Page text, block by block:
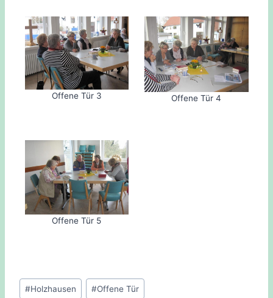
Offene Tür 3 Offene Tür 4
Offene Tür 5
Schlagworte:
#Holzhausen #Offene Tür